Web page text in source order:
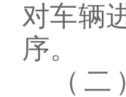
对车辆
序。
（